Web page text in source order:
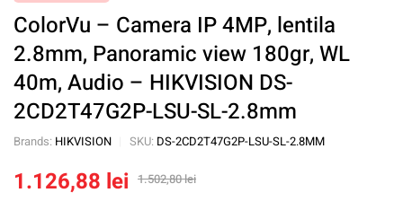
ColorVu – Camera IP 4MP, lentila
2.8mm, Panoramic view 180gr, WL
40m, Audio – HIKVISION DS-
2CD2T47G2P-LSU-SL-2.8mm
Brands: HIKVISION SKU: DS-2CD2T47G2P-LSU-SL-2.8MM
1.502,80lei
1.126,88 lei